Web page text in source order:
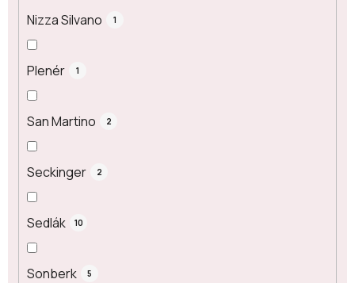
Nizza Silvano 1
Plenér 1
San Martino 2
Seckinger 2
Sedlák 10
Sonberk 5